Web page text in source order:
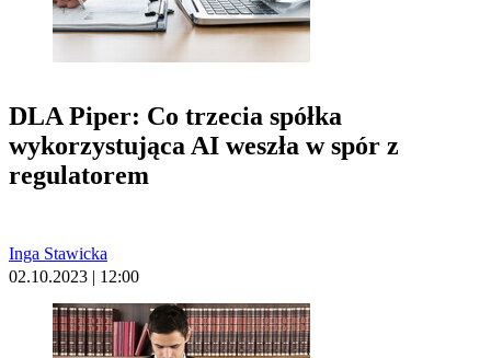
DLA Piper: Co trzecia spółka
wykorzystująca AI weszła w spór z
regulatorem
Inga Stawicka
02.10.2023 | 12:00